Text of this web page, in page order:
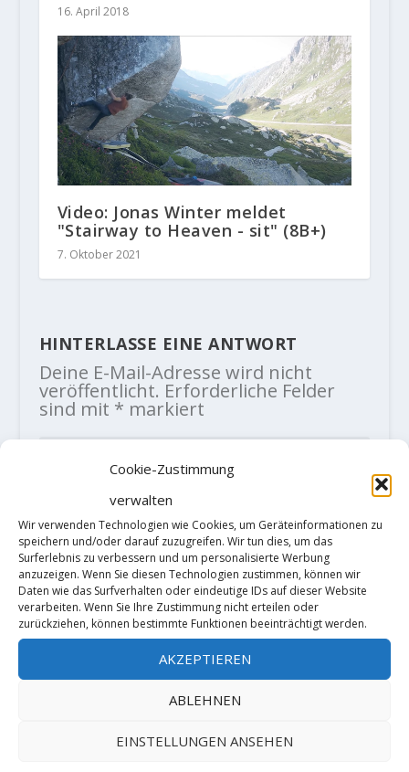
Cookie-Zustimmung
verwalten
Wir verwenden Technologien wie Cookies, um Geräteinformationen zu
speichern und/oder darauf zuzugreifen. Wir tun dies, um das
Surferlebnis zu verbessern und um personalisierte Werbung
anzuzeigen. Wenn Sie diesen Technologien zustimmen, können wir
Daten wie das Surfverhalten oder eindeutige IDs auf dieser Website
verarbeiten. Wenn Sie Ihre Zustimmung nicht erteilen oder
zurückziehen, können bestimmte Funktionen beeinträchtigt werden.
AKZEPTIEREN
ABLEHNEN
EINSTELLUNGEN ANSEHEN
16. April 2018
Video: Jonas Winter meldet
"Stairway to Heaven - sit" (8B+)
7. Oktober 2021
HINTERLASSE EINE ANTWORT
Deine E-Mail-Adresse wird nicht
veröffentlicht. Erforderliche Felder
sind mit * markiert
Diese Website verwendet Akismet, um